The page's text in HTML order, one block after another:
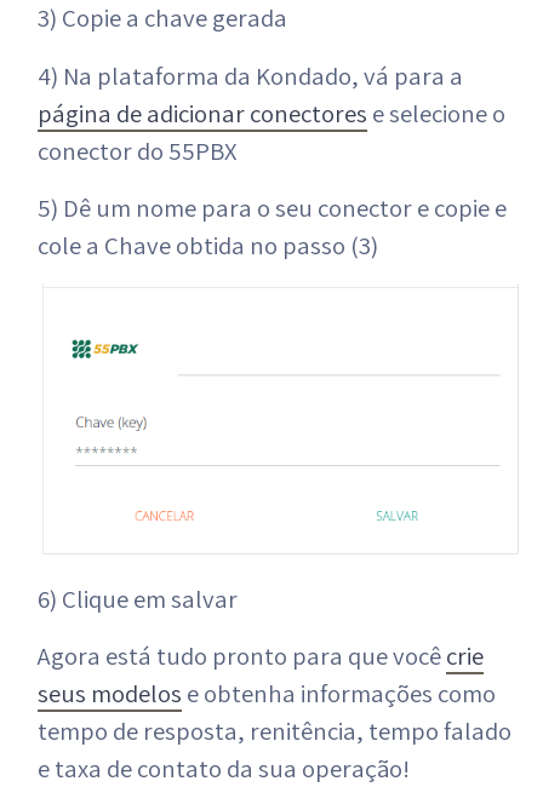
3) Copie a chave gerada
4) Na plataforma da Kondado, vá para a
página de adicionar conectores e selecione o
conector do 55PBX
5) Dê um nome para o seu conector e copie e
cole a Chave obtida no passo (3)
6) Clique em salvar
Agora está tudo pronto para que vocêcrie
seus modelos e obtenha informações como
tempo de resposta, renitência, tempo falado
e taxa de contato da sua operação!